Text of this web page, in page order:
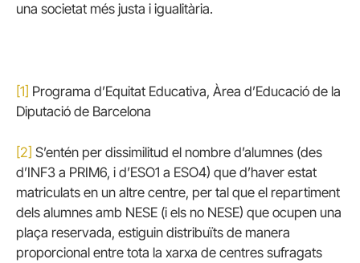
una societat més justa i igualitària.
[1] Programa d’Equitat Educativa, Àrea d’Educació de la
Diputació de Barcelona
[2] S’entén per dissimilitud el nombre d’alumnes (des
d’INF3 a PRIM6, i d’ESO1 a ESO4) que d’haver estat
matriculats en un altre centre, per tal que el repartiment
dels alumnes amb NESE (i els no NESE) que ocupen una
plaça reservada, estiguin distribuïts de manera
proporcional entre tota la xarxa de centres sufragats